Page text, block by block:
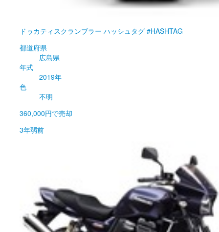
ドゥカティ スクランブラー ハッシュタグ #HASHTAG
都道府県
広島県
年式
2019年
色
不明
360,000円で売却
3年弱前